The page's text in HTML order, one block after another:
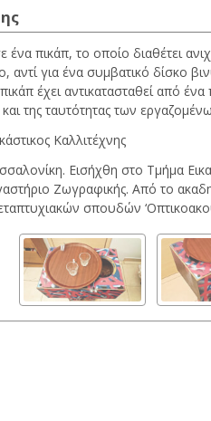
ένα πικάπ, το οποίο διαθέτει
αντί για ένα συμβατικό δίσκο
έχει αντικατασταθεί από
της ταυτότητας των
Καλλιτέχνης
Εισήχθη στο Τμήμα
Ζωγραφικής. Από το
σπουδών